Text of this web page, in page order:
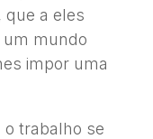
que a eles
um mundo
impor uma
o trabalho se